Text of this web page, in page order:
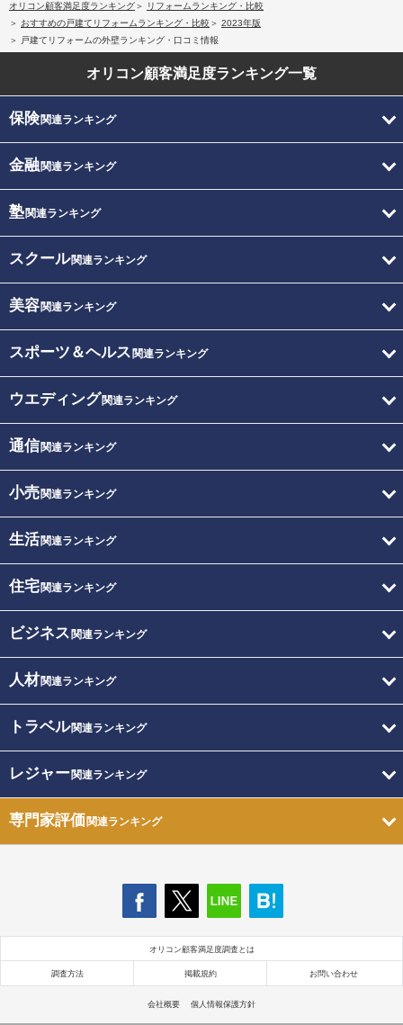
オリコン顧客満足度ランキング
リフォームランキング・比較
おすすめの戸建てリフォームランキング・比較
2023年版
戸建てリフォームの外壁ランキング・口コミ情報
オリコン顧客満足度ランキング一覧
保険関連ランキング
金融関連ランキング
塾関連ランキング
スクール関連ランキング
美容関連ランキング
スポーツ＆ヘルス 関連ランキング
ウエディング関連ランキング
通信関連ランキング
小売関連ランキング
生活関連ランキング
住宅関連ランキング
ビジネス 関連ランキング
人材関連ランキング
トラベル関連ランキング
レジャー関連ランキング
専門家評価関連ランキング
オリコン顧客満足度調査とは
調査方法 掲載規約 お問い合わせ
会社概要 個人情報保護方針